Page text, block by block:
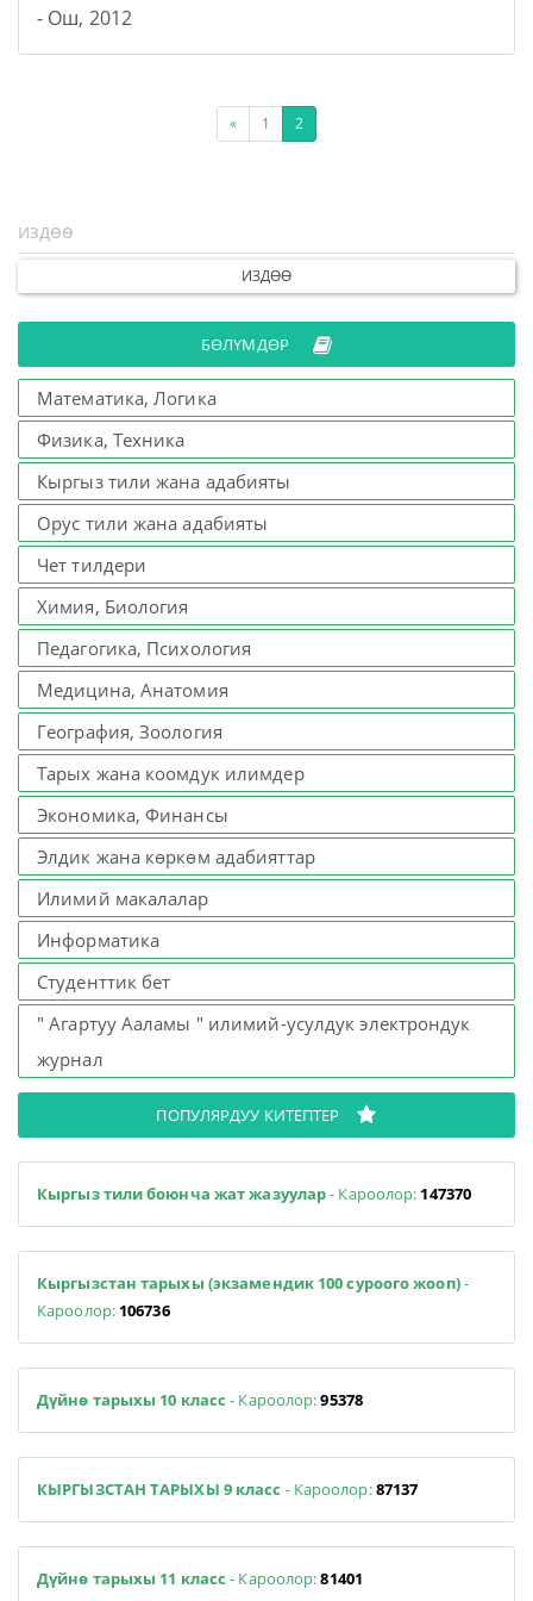
- Ош, 2012
« 1 2
ИЗДӨӨ
БӨЛҮМДӨР
Математика, Логика
Физика, Техника
Кыргыз тили жана адабияты
Орус тили жана адабияты
Чет тилдери
Химия, Биология
Педагогика, Психология
Медицина, Анатомия
География, Зоология
Тарых жана коомдук илимдер
Экономика, Финансы
Элдик жана көркөм адабияттар
Илимий макалалар
Информатика
Студенттик бет
" Агартуу Ааламы " илимий-усулдук электрондук
журнал
ПОПУЛЯРДУУ КИТЕПТЕР
Кыргыз тили боюнча жат жазуулар- Кароолор: 147370
Кыргызстан тарыхы (экзамендик 100 суроого жооп)-
Кароолор: 106736
Дүйнө тарыхы 10 класс- Кароолор:95378
КЫРГЫЗСТАН ТАРЫХЫ 9 класс - Кароолор:87137
Дүйнө тарыхы 11 класс - Кароолор:81401